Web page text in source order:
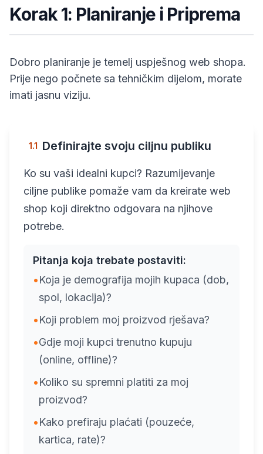
Korak 1: Planiranje i Priprema
Dobro planiranje je temelj uspješnog web shopa.
Prije nego počnete sa tehničkim dijelom, morate
imati jasnu viziju.
1.1 Definirajte svoju ciljnu publiku
Ko su vaši idealni kupci? Razumijevanje
ciljne publike pomaže vam da kreirate web
shop koji direktno odgovara na njihove
potrebe.
Pitanja koja trebate postaviti:
•Koja je demografija mojih kupaca (dob,
spol, lokacija)?
•Koji problem moj proizvod rješava?
•Gdje moji kupci trenutno kupuju
(online, offline)?
•Koliko su spremni platiti za moj
proizvod?
•Kako prefiraju plaćati (pouzeće,
kartica, rate)?